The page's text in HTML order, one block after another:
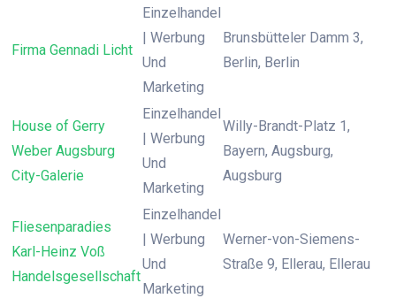
Firma Gennadi Licht
Einzelhandel
| Werbung
Und
Marketing
Brunsbütteler Damm 3,
Berlin, Berlin
House of Gerry
Weber Augsburg
City-Galerie
Einzelhandel
| Werbung
Und
Marketing
Willy-Brandt-Platz 1,
Bayern, Augsburg,
Augsburg
Fliesenparadies
Karl-Heinz Voß
Handelsgesellschaft
Einzelhandel
| Werbung
Und
Marketing
Werner-von-Siemens-
Straße 9, Ellerau, Ellerau